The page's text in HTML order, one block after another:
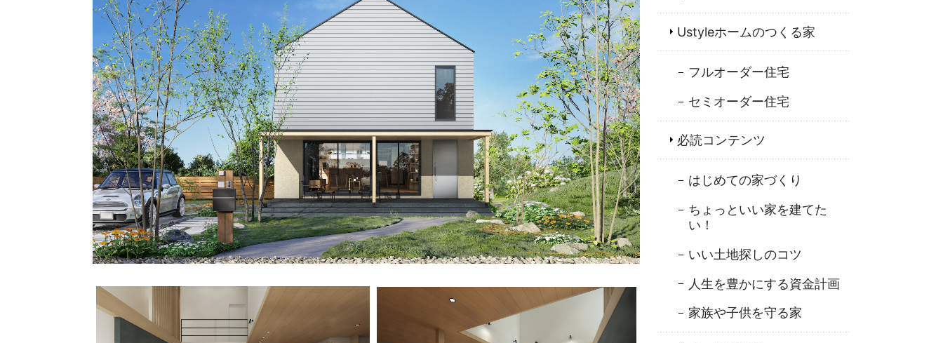
Ustyleホームのつくる家
フルオーダー住宅
セミオーダー住宅
必読コンテンツ
はじめての家づくり
ちょっといい家を建てた
い！
いい土地探しのコツ
人生を豊かにする資金計画
家族や子供を守る家